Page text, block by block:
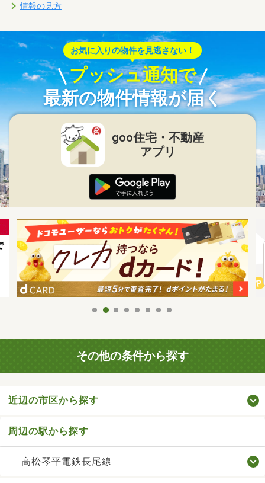
情報の見方
お気に入りの物件を見逃さない！
プッシュ通知で
最新の物件情報が届く
goo住宅・不動産
アプリ
その他の条件から探す
近辺の市区から探す
周辺の駅から探す
高松琴平電鉄長尾線